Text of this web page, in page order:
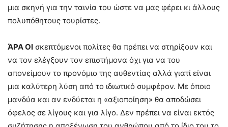
μια σκηνή για την ταινία του ώστε να μας φέρει κι άλλους
πολυπόθητους τουρίστες.
ΆΡΑ ΟΙ σκεπτόμενοι πολίτες θα πρέπει να στηρίξουν και
να τον ελέγξουν τον επιστήμονα όχι για να του
απονείμουν το προνόμιο της αυθεντίας αλλά γιατί είναι
μια καλύτερη λύση από το ιδιωτικό συμφέρον. Με όποιο
μανδύα και αν ενδύεται η «αξιοποίηση» θα αποδώσει
όφελος σε λίγους και για λίγο. Δεν πρέπει να είναι εκτός